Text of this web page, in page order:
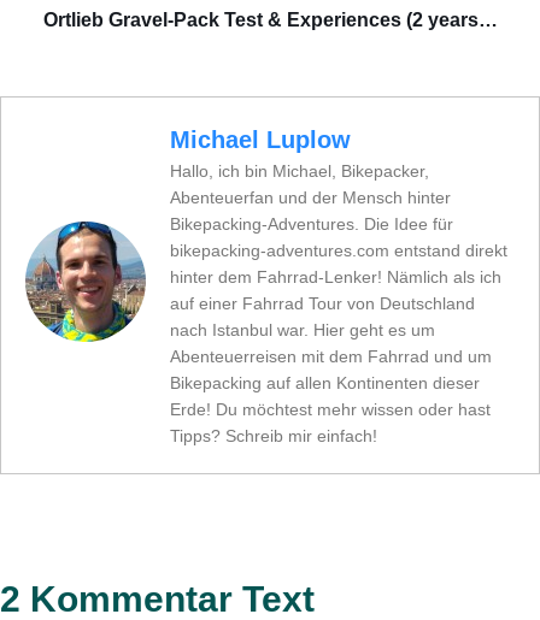
Ortlieb Gravel-Pack Test & Experiences (2 years…
Michael Luplow
Hallo, ich bin Michael, Bikepacker,
Abenteuerfan und der Mensch hinter
Bikepacking-Adventures. Die Idee für
bikepacking-adventures.com entstand direkt
hinter dem Fahrrad-Lenker! Nämlich als ich
auf einer Fahrrad Tour von Deutschland
nach Istanbul war. Hier geht es um
Abenteuerreisen mit dem Fahrrad und um
Bikepacking auf allen Kontinenten dieser
Erde! Du möchtest mehr wissen oder hast
Tipps? Schreib mir einfach!
2 Kommentar Text